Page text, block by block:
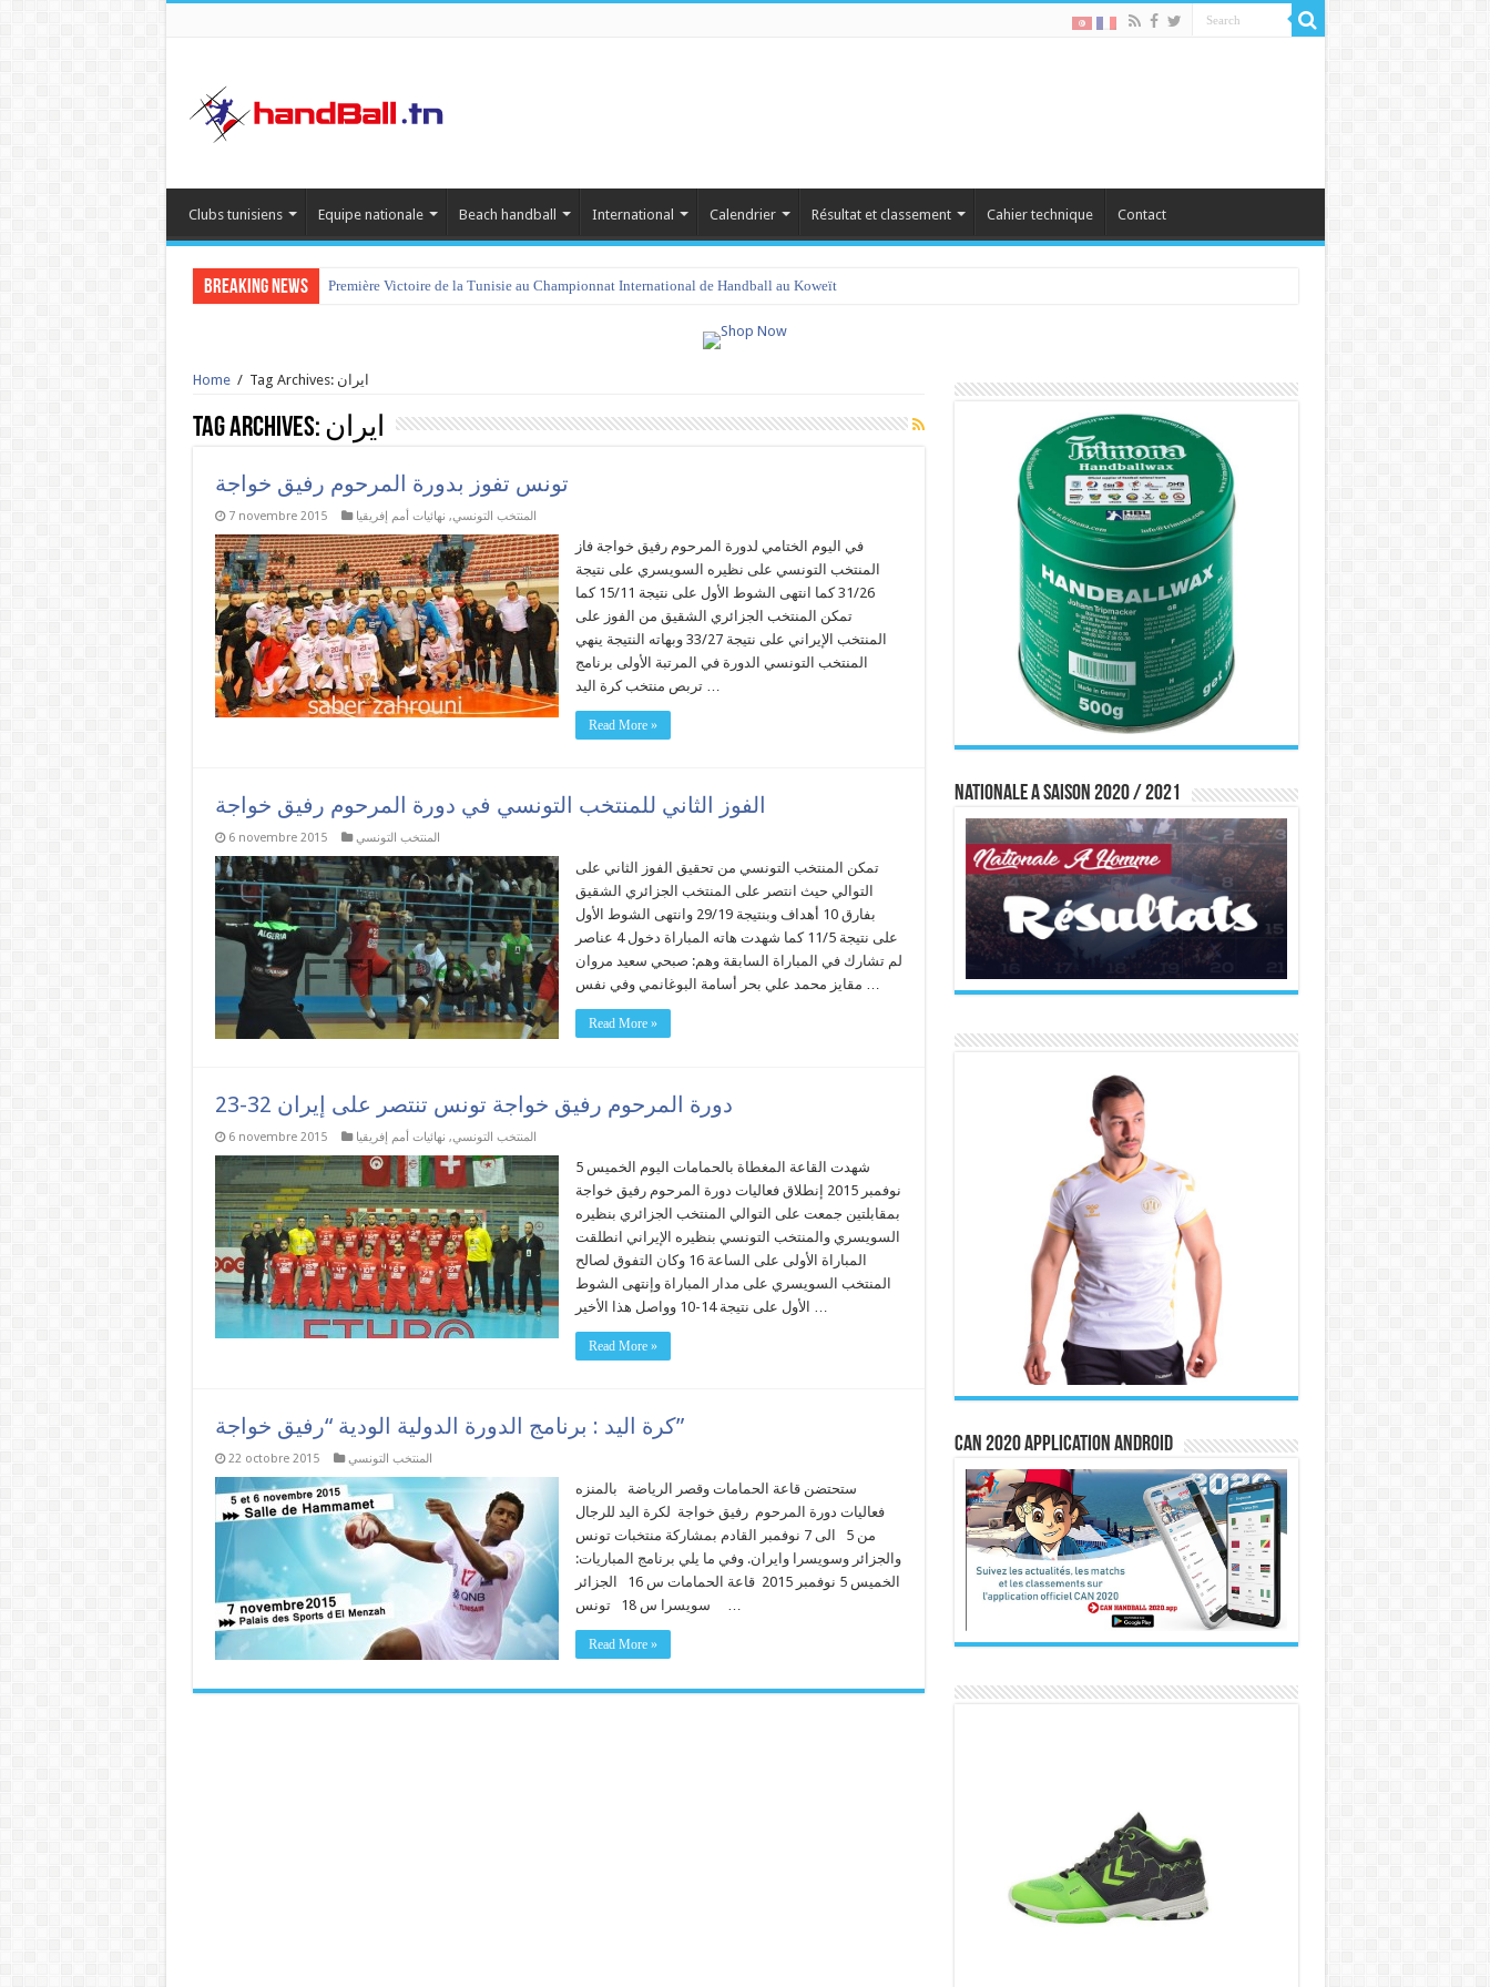
Clubs tunisiens Equipe nationale Beach handball International Calendrier Résultat et classement Cahier technique Contact
Breaking News Première Victoire de la Tunisie au Championnat International de Handball au Koweït
Home / Tag Archives: ايران
Tag Archives: ايران
تونس تفوز بدورة المرحوم رفيق خواجة
7 novembre 2015 المنتخب التونسي, نهائيات أمم إفريقيا
في اليوم الختامي لدورة المرحوم رفيق خواجة فاز
المنتخب التونسي على نظيره السويسري على نتيجة
31/26 كما انتهى الشوط الأول على نتيجة 15/11 كما
تمكن المنتخب الجزائري الشقيق من الفوز على
المنتخب الإيراني على نتيجة 33/27 وبهاته النتيجة ينهي
المنتخب التونسي الدورة في المرتبة الأولى برنامج
تربص منتخب كرة اليد …
Read More »
الفوز الثاني للمنتخب التونسي في دورة المرحوم رفيق خواجة
6 novembre 2015 المنتخب التونسي
تمكن المنتخب التونسي من تحقيق الفوز الثاني على
التوالي حيث انتصر على المنتخب الجزائري الشقيق
بفارق 10 أهداف وبنتيجة 29/19 وانتهى الشوط الأول
على نتيجة 11/5 كما شهدت هاته المباراة دخول 4 عناصر
لم تشارك في المباراة السابقة وهم: صبحي سعيد مروان
مقايز محمد علي بحر أسامة البوغانمي وفي نفس …
Read More »
دورة المرحوم رفيق خواجة تونس تنتصر على إيران 32-23
6 novembre 2015 المنتخب التونسي, نهائيات أمم إفريقيا
شهدت القاعة المغطاة بالحمامات اليوم الخميس 5
نوفمبر 2015 إنطلاق فعاليات دورة المرحوم رفيق خواجة
بمقابلتين جمعت على التوالي المنتخب الجزائري بنظيره
السويسري والمنتخب التونسي بنظيره الإيراني انطلقت
المباراة الأولى على الساعة 16 وكان التفوق لصالح
المنتخب السويسري على مدار المباراة وإنتهى الشوط
الأول على نتيجة 14-10 وواصل هذا الأخير …
Read More »
كرة اليد : برنامج الدورة الدولية الودية “رفيق خواجة”
22 octobre 2015 المنتخب التونسي
ستحتضن قاعة الحمامات وقصر الرياضة بالمنزه
فعاليات دورة المرحوم رفيق خواجة لكرة اليد للرجال
من 5 الى 7 نوفمبر القادم بمشاركة منتخبات تونس
والجزائر وسويسرا وايران. وفي ما يلي برنامج المباريات:
الخميس 5 نوفمبر 2015 قاعة الحمامات س 16 الجزائر
سويسرا س 18 تونس …
Read More »
Nationale A saison 2020 / 2021
CAN 2020 Application Android